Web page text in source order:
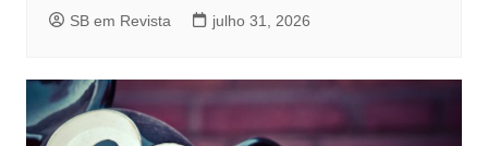
SB em Revista julho 31, 2026